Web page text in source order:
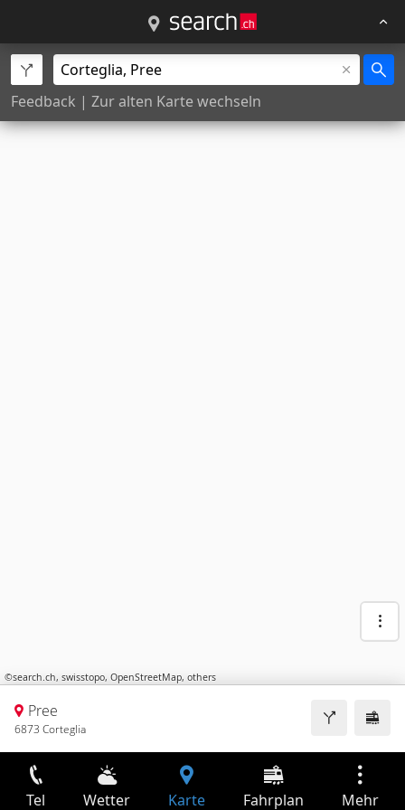
Feedback | Zur alten Karte wechseln
©search.ch, swisstopo, OpenStreetMap, others
Pree
6873 Corteglia
Tel Wetter Karte Fahrplan Mehr